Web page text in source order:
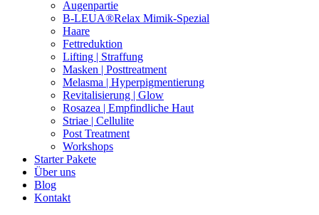
Augenpartie
B-LEUA®Relax Mimik-Spezial
Haare
Fettreduktion
Lifting | Straffung
Masken | Posttreatment
Melasma | Hyperpigmentierung
Revitalisierung | Glow
Rosazea | Empfindliche Haut
Striae | Cellulite
Post Treatment
Workshops
Starter Pakete
Über uns
Blog
Kontakt